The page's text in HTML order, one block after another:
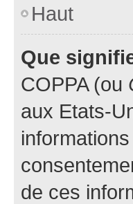
Haut
Que
COPPA (ou
aux Etats-
de ces